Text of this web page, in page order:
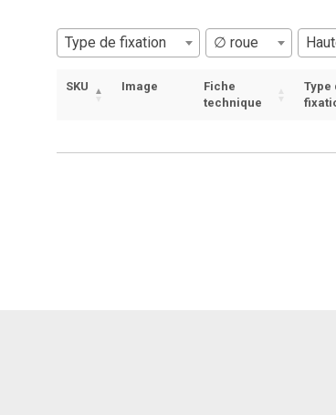
Type de fixation ∅ roue
SKU Image
Fiche
technique
Type